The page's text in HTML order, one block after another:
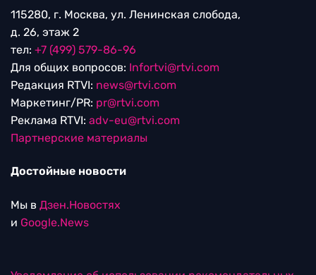
115280, г. Москва, ул. Ленинская слобода,
д. 26, этаж 2
тел: +7 (499) 579-86-96
Для общих вопросов: Infortvi@rtvi.com
Редакция RTVI: news@rtvi.com
Маркетинг/PR: pr@rtvi.com
Реклама RTVI: adv-eu@rtvi.com
Партнерские материалы
Достойные новости
Мы в Дзен.Новостях
и Google.News